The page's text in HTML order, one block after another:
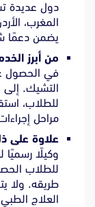
دول عديدة
المغرب،
يضمن دعمًا
من أبرز
في الحصول
التشيك. إلى
للطلاب،
مراحل
علاوة على
وكيلًا رسميًا
للطلاب
طريقه. ولا
العلاج